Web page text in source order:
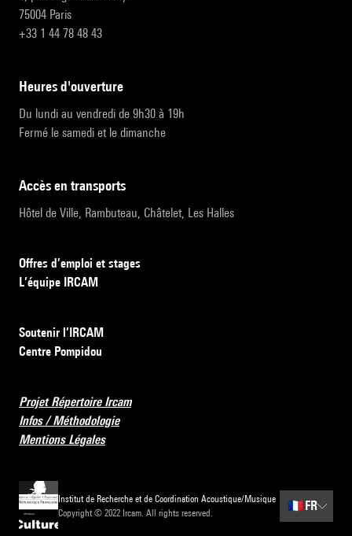
75004 Paris
+33 1 44 78 48 43
heures d'ouverture
Du lundi au vendredi de 9h30 à 19h
Fermé le samedi et le dimanche
accès en transports
Hôtel de Ville, Rambuteau, Châtelet, Les Halles
Offres d’emploi et stages
L’équipe IRCAM
Soutenir l’IRCAM
Centre Pompidou
Projet Répertoire Ircam
Infos / Méthodologie
Mentions Légales
Institut de Recherche et de Coordination Acoustique/Musique
Copyright © 2022 Ircam. All rights reserved.
🇫🇷 FR